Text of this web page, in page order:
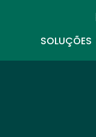
SOLUÇÕES